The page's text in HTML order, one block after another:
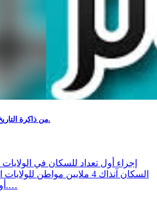
من ذاكرة التاريخ : حدث في مثل هذا اليوم 1 أوت.
أول طابع بريدي في البرازيل.…